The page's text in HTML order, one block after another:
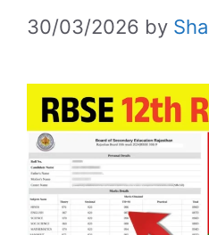
30/03/2026 by